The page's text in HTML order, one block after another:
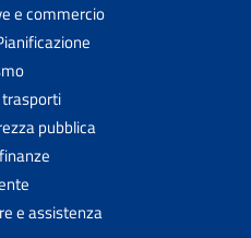
e commercio
pubblica
e assistenza